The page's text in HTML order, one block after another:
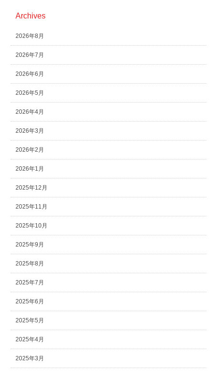
Archives
2026年8月
2026年7月
2026年6月
2026年5月
2026年4月
2026年3月
2026年2月
2026年1月
2025年12月
2025年11月
2025年10月
2025年9月
2025年8月
2025年7月
2025年6月
2025年5月
2025年4月
2025年3月